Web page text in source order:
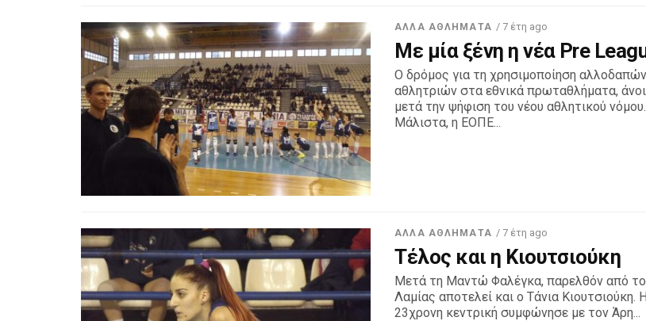
ΆΛΛΑ ΑΘΛΉΜΑΤΑ / 7 έτη ago
Με μία ξένη η νέα Pre
Ο δρόμος για τη χρησιμοποίηση αλλοδαπών
αθλητριών στα εθνικά πρωταθλήματα,
μετά την ψήφιση του νέου αθλητικού νόμου.
Μάλιστα, η ΕΟΠΕ...
ΆΛΛΑ ΑΘΛΉΜΑΤΑ / 7 έτη ago
Τέλος και η Κιουτσιούκη
Μετά τη Μαντώ Φαλέγκα, παρελθόν από
Λαμίας αποτελεί και ο Τάνια Κιουτσιούκη. Η
23χρονη κεντρική συμφώνησε με τον Άρη...